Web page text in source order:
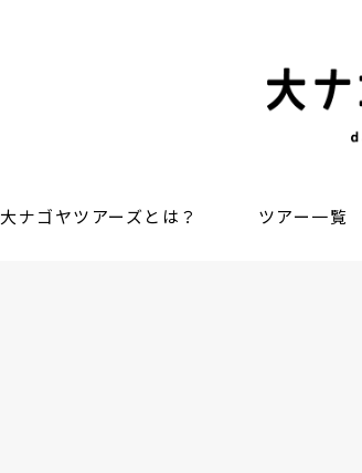
大ナゴヤツアーズとは？ ツアー一覧